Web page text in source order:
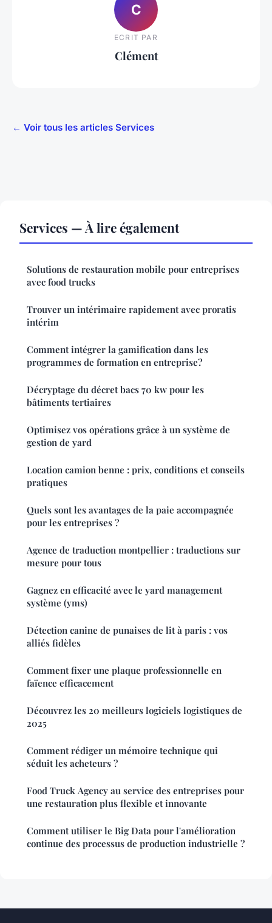
C
ECRIT PAR
Clément
← Voir tous les articles Services
Services — À lire également
Solutions de restauration mobile pour entreprises
avec food trucks
Trouver un intérimaire rapidement avec proratis
intérim
Comment intégrer la gamification dans les
programmes de formation en entreprise?
Décryptage du décret bacs 70 kw pour les
bâtiments tertiaires
Optimisez vos opérations grâce à un système de
gestion de yard
Location camion benne : prix, conditions et conseils
pratiques
Quels sont les avantages de la paie accompagnée
pour les entreprises ?
Agence de traduction montpellier : traductions sur
mesure pour tous
Gagnez en efficacité avec le yard management
système (yms)
Détection canine de punaises de lit à paris : vos
alliés fidèles
Comment fixer une plaque professionnelle en
faïence efficacement
Découvrez les 20 meilleurs logiciels logistiques de
2025
Comment rédiger un mémoire technique qui
séduit les acheteurs ?
Food Truck Agency au service des entreprises pour
une restauration plus flexible et innovante
Comment utiliser le Big Data pour l'amélioration
continue des processus de production industrielle ?